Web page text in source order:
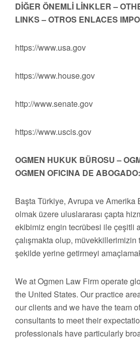
DİĞER ÖNEMLİ LİNKLER –
LINKS – OTROS ENLACES
https://www.usa.gov
https://www.house.gov
http://www.senate.gov
https://www.uscis.gov
OGMEN HUKUK BÜROSU –
OGMEN OFICINA DE ABOGADO:
Başta Türkiye, Avrupa ve Amerika
olmak üzere uluslararası çapta
ekibimiz engin tecrübesi ile çeşitli
çalışmakta olup,
şekilde yerine getirmeyi
We at Ogmen Law Firm operate
the United States. Our practice
our clients and we have the team
consultants to meet their
professionals have particularly